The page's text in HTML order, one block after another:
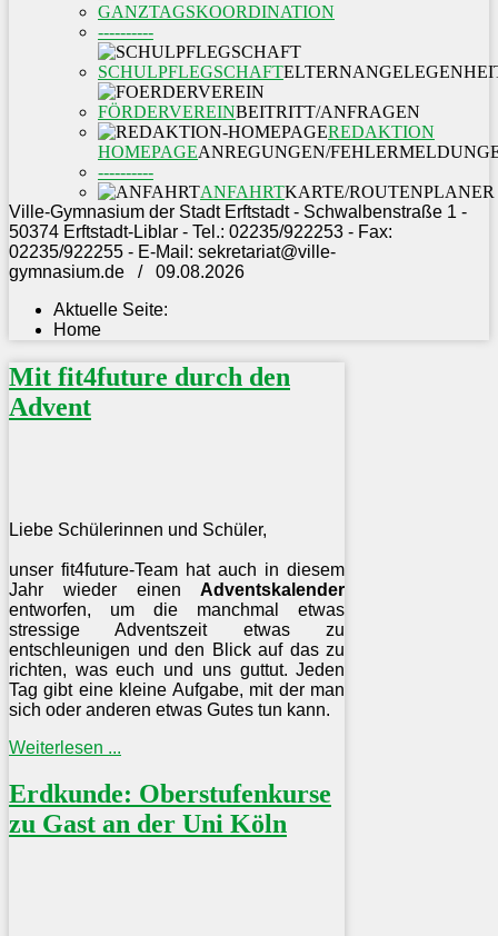
GANZTAGSKOORDINATION
----------
SCHULPFLEGSCHAFT
FÖRDERVEREINBEITRITT/ANFRAGEN
REDAKTION
HOMEPAGEANREGUNGEN/
----------
ANFAHRTKARTE/ROUTENPLANER
Ville-Gymnasium der Stadt Erftstadt - Schwalbenstraße 1 -
50374 Erftstadt-Liblar - Tel.: 02235/922253 - Fax:
02235/922255 - E-Mail: sekretariat@ville-
gymnasium.de / 09.08.2026
Aktuelle Seite:
Home
Mit fit4future durch den
Advent
Liebe Schülerinnen und Schüler,
unser fit4future-Team hat auch in diesem
Jahr wieder einenAdventskalender
entworfen, um die manchmal etwas
stressige Adventszeit etwas zu
entschleunigen und den Blick auf das zu
richten, was euch und uns guttut. Jeden
Tag gibt eine kleine Aufgabe, mit der man
sich oder anderen etwas Gutes tun kann.
Weiterlesen ...
Erdkunde: Oberstufenkurse
zu Gast an der Uni Köln